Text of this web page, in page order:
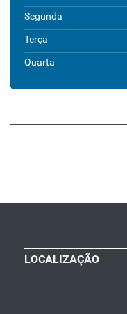
Segunda
Terça
Quarta
LOCALIZAÇÃO